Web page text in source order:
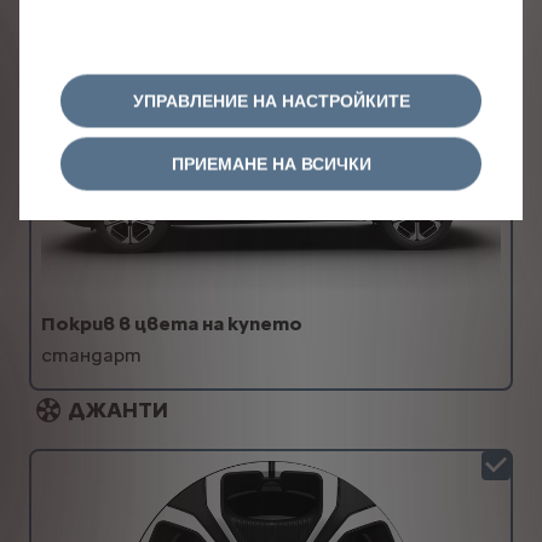
Покрив в цвета на купето
стандарт
ДЖАНТИ
УПРАВЛЕНИЕ НА НАСТРОЙКИТЕ
ПРИЕМАНЕ НА ВСИЧКИ